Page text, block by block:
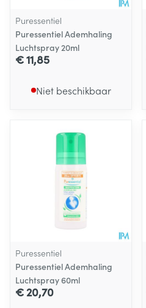
Puressentiel
Puressentiel Ademhaling
Luchtspray 20ml
€ 11,85
Niet beschikbaar
Puressentiel
Puressentiel Ademhaling
Luchtspray 60ml
€ 20,70